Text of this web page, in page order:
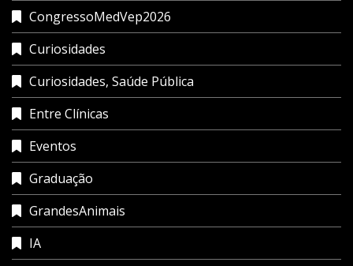
CongressoMedVep2026
Curiosidades
Curiosidades, Saúde Pública
Entre Clínicas
Eventos
Graduação
GrandesAnimais
IA